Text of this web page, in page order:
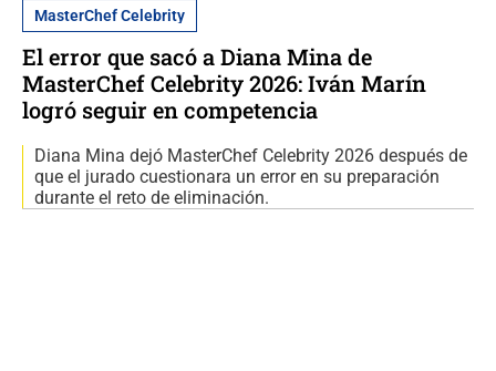
MasterChef Celebrity
El error que sacó a Diana Mina de
MasterChef Celebrity 2026: Iván Marín
logró seguir en competencia
Diana Mina dejó MasterChef Celebrity 2026 después de
que el jurado cuestionara un error en su preparación
durante el reto de eliminación.